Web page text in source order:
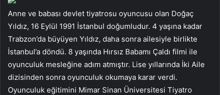
Anne ve babası devlet tiyatrosu oyuncusu olan Doğaç
Yıldız, 16 Eylül 1991 İstanbul doğumludur. 4 yaşına kadar
Trabzon’da büyüyen Yıldız, daha sonra ailesiyle birlikte
İstanbul’a döndü. 8 yaşında Hırsız Babamı Çaldı filmi ile
oyunculuk mesleğine adım atmıştır. Lise yıllarında İki Aile
dizisinden sonra oyunculuk okumaya karar verdi.
Oyunculuk eğitimini Mimar Sinan Üniversitesi Tiyatro